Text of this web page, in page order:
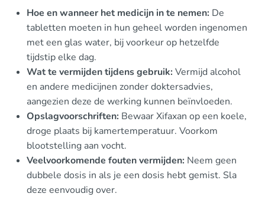
Hoe en wanneer het medicijn in te nemen: De
tabletten moeten in hun geheel worden ingenomen
met een glas water, bij voorkeur op hetzelfde
tijdstip elke dag.
Wat te vermijden tijdens gebruik:Vermijd alcohol
en andere medicijnen zonder doktersadvies,
aangezien deze de werking kunnen beïnvloeden.
Opslagvoorschriften: Bewaar Xifaxan op een koele,
droge plaats bij kamertemperatuur. Voorkom
blootstelling aan vocht.
Veelvoorkomende fouten vermijden: Neem geen
dubbele dosis in als je een dosis hebt gemist. Sla
deze eenvoudig over.